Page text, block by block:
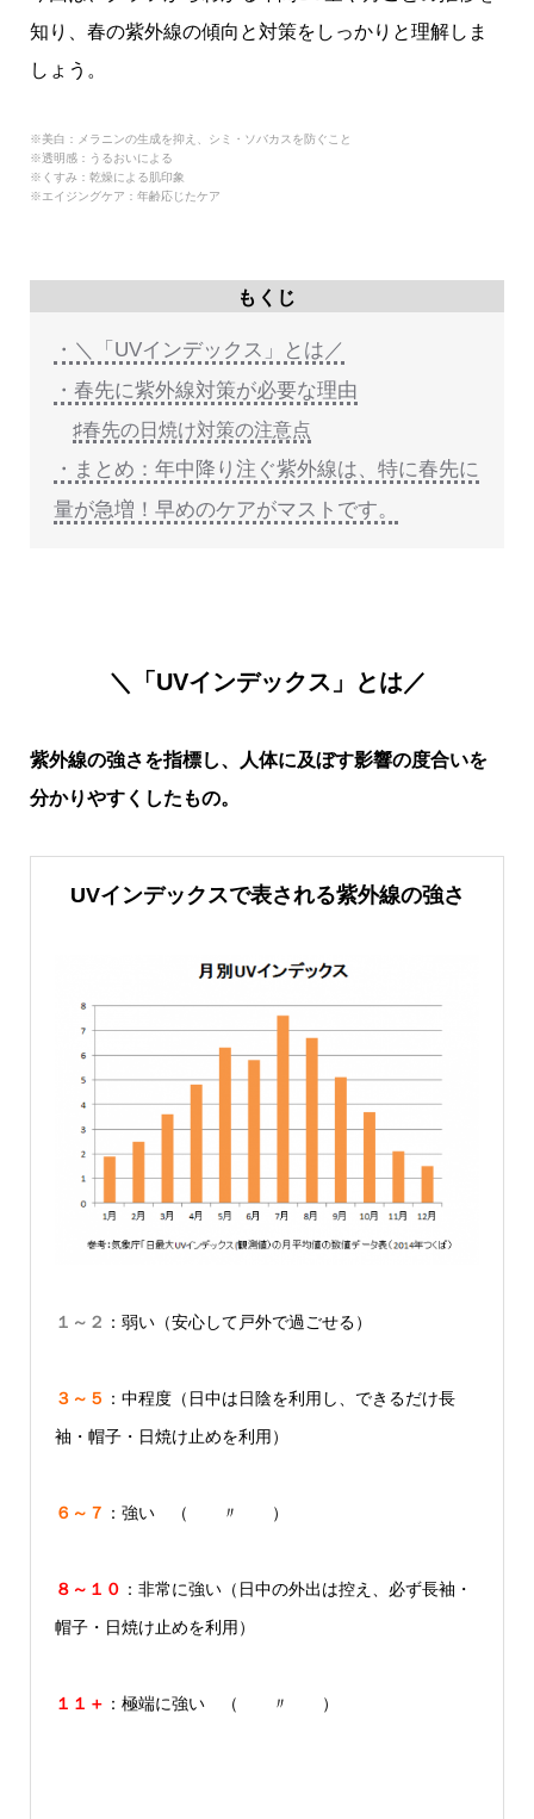
知り、春の紫外線の傾向と対策をしっかりと理解しま
しょう。
※美白：メラニンの生成を抑え、シミ・ソバカスを防ぐこと
※透明感：うるおいによる
※くすみ：乾燥による肌印象
※エイジングケア：年齢応じたケア
もくじ
・＼「UVインデックス」とは／
・春先に紫外線対策が必要な理由
♯春先の日焼け対策の注意点
・まとめ：年中降り注ぐ紫外線は、特に春先に
量が急増！早めのケアがマストです。
＼「UVインデックス」とは／
紫外線の強さを指標し、人体に及ぼす影響の度合いを
分かりやすくしたもの。
UVインデックスで表される紫外線の強さ
１～２ ：弱い（安心して戸外で過ごせる）
３～５ ：中程度（日中は日陰を利用し、できるだけ長
袖・帽子・日焼け止めを利用）
６～７ ：強い （ 〃 ）
８～１０ ：非常に強い（日中の外出は控え、必ず長袖・
帽子・日焼け止めを利用）
１１＋ ：極端に強い （ 〃 ）